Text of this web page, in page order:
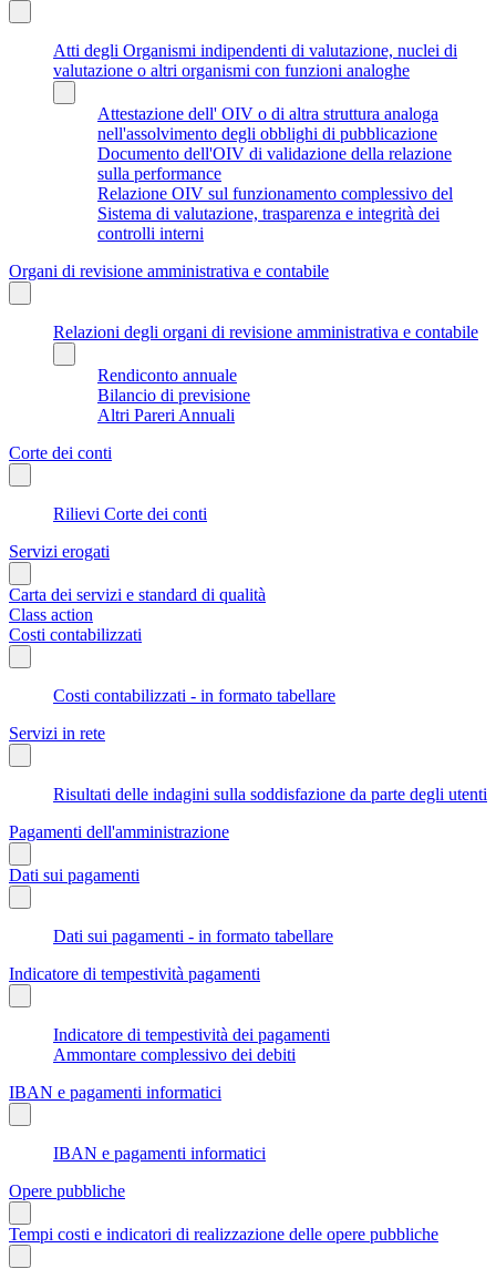
Atti degli Organismi indipendenti di valutazione, nuclei di
valutazione o altri organismi con funzioni analoghe
Attestazione dell' OIV o di altra struttura analoga
nell'assolvimento degli obblighi di pubblicazione
Documento dell'OIV di validazione della relazione
sulla performance
Relazione OIV sul funzionamento complessivo del
Sistema di valutazione, trasparenza e integrità dei
controlli interni
Organi di revisione amministrativa e contabile
Relazioni degli organi di revisione amministrativa e contabile
Rendiconto annuale
Bilancio di previsione
Altri Pareri Annuali
Corte dei conti
Rilievi Corte dei conti
Servizi erogati
Carta dei servizi e standard di qualità
Class action
Costi contabilizzati
Costi contabilizzati - in formato tabellare
Servizi in rete
Risultati delle indagini sulla soddisfazione da parte degli utenti
Pagamenti dell'amministrazione
Dati sui pagamenti
Dati sui pagamenti - in formato tabellare
Indicatore di tempestività pagamenti
Indicatore di tempestività dei pagamenti
Ammontare complessivo dei debiti
IBAN e pagamenti informatici
IBAN e pagamenti informatici
Opere pubbliche
Tempi costi e indicatori di realizzazione delle opere pubbliche